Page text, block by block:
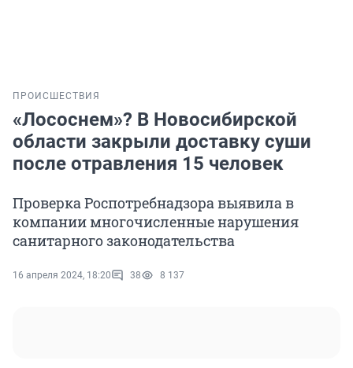
ПРОИСШЕСТВИЯ
«Лососнем»? В Новосибирской
области закрыли доставку суши
после отравления 15 человек
Проверка Роспотребнадзора выявила в
компании многочисленные нарушения
санитарного законодательства
16 апреля 2024, 18:20 38 8 137